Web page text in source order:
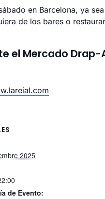
en Barcelona, ya
de los bares o
el Mercado
2025
de Evento: